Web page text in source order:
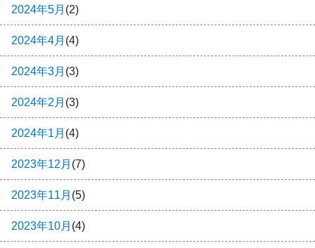
2024年5月 (2)
2024年4月 (4)
2024年3月 (3)
2024年2月 (3)
2024年1月 (4)
2023年12月 (7)
2023年11月 (5)
2023年10月 (4)